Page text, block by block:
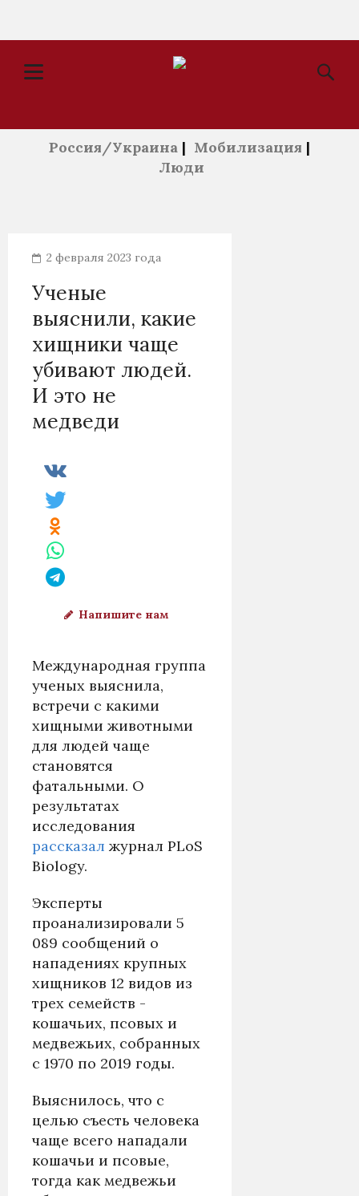
Россия/Украина | Мобилизация |
Люди
2 февраля 2023 года
Ученые
выяснили, какие
хищники чаще
убивают людей.
И это не
медведи
Напишите нам
Международная группа
ученых выяснила,
встречи с какими
хищными животными
для людей чаще
становятся
фатальными. О
результатах
исследования
рассказал журнал PLoS
Biology.
Эксперты
проанализировали 5
089 сообщений о
нападениях крупных
хищников 12 видов из
трех семейств -
кошачьих, псовых и
медвежьих, собранных
с 1970 по 2019 годы.
Выяснилось, что с
целью съесть человека
чаще всего нападали
кошачьи и псовые,
тогда как медвежьи